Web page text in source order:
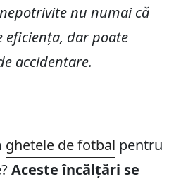
nu numai că
eficiența, dar poate
accidentare.
ghetele de fotbal pentru
Aceste încălțări se